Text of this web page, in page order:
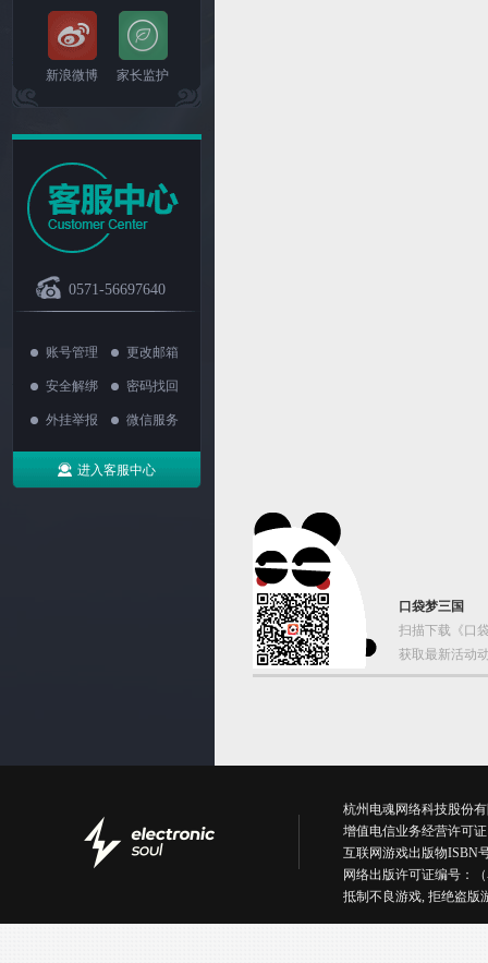
新浪微博 家长监护
0571-56697640
账号管理 更改邮箱
安全解绑 密码找回
外挂举报 微信服务
进入客服中心
口袋梦三国
扫描下载《口
获取最新活动
杭州电魂网络科技股份有
增值电信业务经营许可
互联网游戏出版物ISBN
网络出版许可证编号：
抵制不良游戏, 拒绝盗版